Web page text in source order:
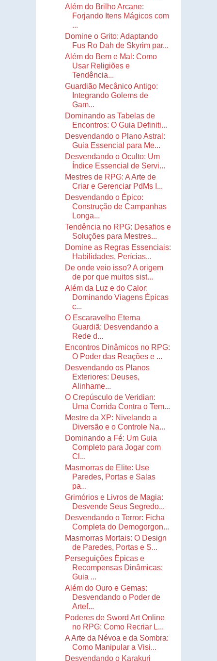
Além do Brilho Arcane:
Forjando Itens Mágicos com
...
Domine o Grito: Adaptando
Fus Ro Dah de Skyrim par...
Além do Bem e Mal: Como
Usar Religiões e
Tendência...
Guardião Mecânico Antigo:
Integrando Golems de
Gam...
Dominando as Tabelas de
Encontros: O Guia Definiti...
Desvendando o Plano Astral:
Guia Essencial para Me...
Desvendando o Oculto: Um
Índice Essencial de Servi...
Mestres de RPG: A Arte de
Criar e Gerenciar PdMs I...
Desvendando o Épico:
Construção de Campanhas
Longa...
Tendência no RPG: Desafios e
Soluções para Mestres...
Domine as Regras Essenciais:
Habilidades, Perícias...
De onde veio isso? A origem
de por que muitos sist...
Além da Luz e do Calor:
Dominando Viagens Épicas
c...
O Escaravelho Eterna
Guardiã: Desvendando a
Rede d...
Encontros Dinâmicos no RPG:
O Poder das Reações e ...
Desvendando os Planos
Exteriores: Deuses,
Alinhame...
O Crepúsculo de Veridian:
Uma Corrida Contra o Tem...
Mestre da XP: Nivelando a
Diversão e o Controle Na...
Dominando a Fé: Um Guia
Completo para Jogar com
Cl...
Masmorras de Elite: Use
Paredes, Portas e Salas
pa...
Grimórios e Livros de Magia:
Desvende Seus Segredo...
Desvendando o Terror: Ficha
Completa do Demogorgon...
Masmorras Mortais: O Design
de Paredes, Portas e S...
Perseguições Épicas e
Recompensas Dinâmicas:
Guia ...
Além do Ouro e Gemas:
Desvendando o Poder de
Artef...
Poderes de Sword Art Online
no RPG: Como Recriar L...
A Arte da Névoa e da Sombra:
Como Manipular a Visi...
Desvendando o Karakuri